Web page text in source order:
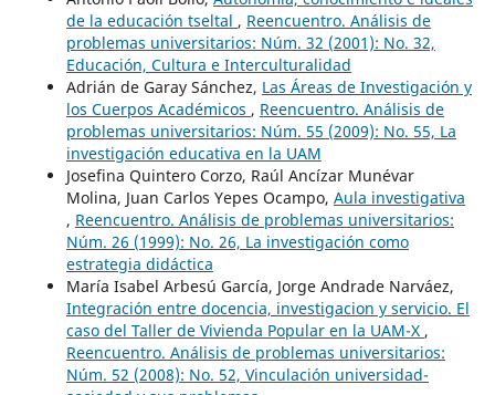
de la educación tseltal , Reencuentro. Análisis de
problemas universitarios: Núm. 32 (2001): No. 32,
Educación, Cultura e Interculturalidad
Adrián de Garay Sánchez, Las Áreas de Investigación y
los Cuerpos Académicos , Reencuentro. Análisis de
problemas universitarios: Núm. 55 (2009): No. 55, La
investigación educativa en la UAM
Josefina Quintero Corzo, Raúl Ancízar Munévar
Molina, Juan Carlos Yepes Ocampo, Aula investigativa
, Reencuentro. Análisis de problemas universitarios:
Núm. 26 (1999): No. 26, La investigación como
estrategia didáctica
María Isabel Arbesú García, Jorge Andrade Narváez,
Integración entre docencia, investigacion y servicio. El
caso del Taller de Vivienda Popular en la UAM-X ,
Reencuentro. Análisis de problemas universitarios:
Núm. 52 (2008): No. 52, Vinculación universidad-